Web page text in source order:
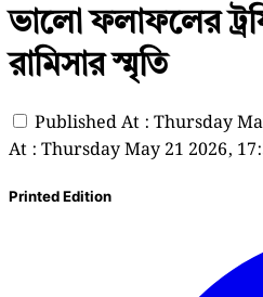
ভালো ফলাফলের
রামিসার স্মৃতি
Published At : Thursday
At : Thursday May 21 2026,
Printed Edition